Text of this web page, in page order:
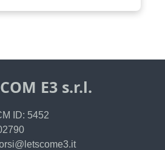
E3 s.r.l.
ID: 5452